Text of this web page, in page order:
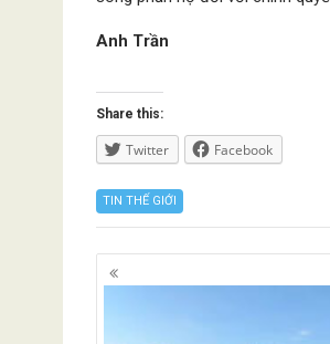
Anh Trần
Share this:
Twitter Facebook
TIN THẾ GIỚI
Posts
navigation